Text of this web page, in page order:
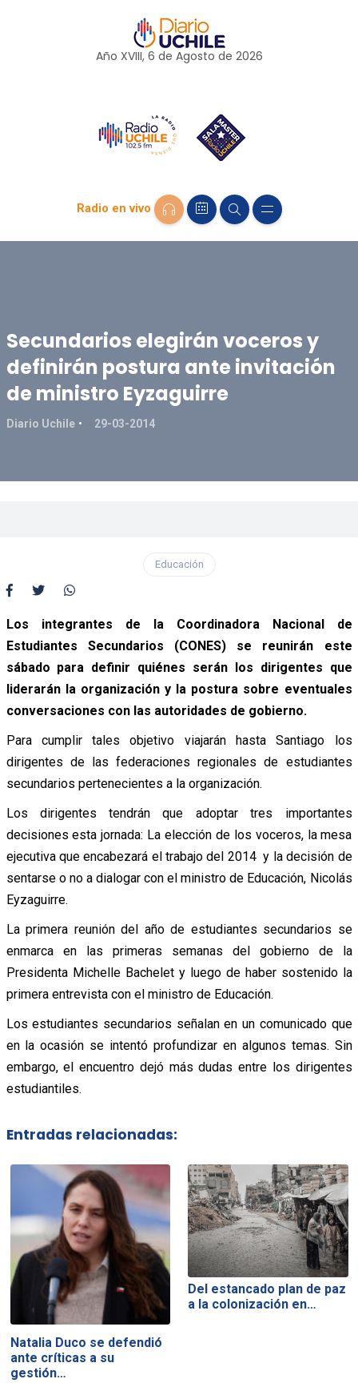
Año XVIII, 6 de Agosto de 2026
Radio en vivo
Secundarios elegirán voceros y
definirán postura ante invitación
de ministro Eyzaguirre
Diario Uchile 29-03-2014
Educación
Los integrantes de la Coordinadora Nacional de
Estudiantes Secundarios (CONES) se reunirán este
sábado para definir quiénes serán los dirigentes que
liderarán la organización y la postura sobre eventuales
conversaciones con las autoridades de gobierno.
Para cumplir tales objetivo viajarán hasta Santiago los
dirigentes de las federaciones regionales de estudiantes
secundarios pertenecientes a la organización.
Los dirigentes tendrán que adoptar tres importantes
decisiones esta jornada: La elección de los voceros, la mesa
ejecutiva que encabezará el trabajo del 2014 y la decisión de
sentarse o no a dialogar con el ministro de Educación, Nicolás
Eyzaguirre.
La primera reunión del año de estudiantes secundarios se
enmarca en las primeras semanas del gobierno de la
Presidenta Michelle Bachelet y luego de haber sostenido la
primera entrevista con el ministro de Educación.
Los estudiantes secundarios señalan en un comunicado que
en la ocasión se intentó profundizar en algunos temas. Sin
embargo, el encuentro dejó más dudas entre los dirigentes
estudiantiles.
Entradas relacionadas:
Natalia Duco se defendió
ante críticas a su
gestión…
Del estancado plan de paz
a la colonización en…